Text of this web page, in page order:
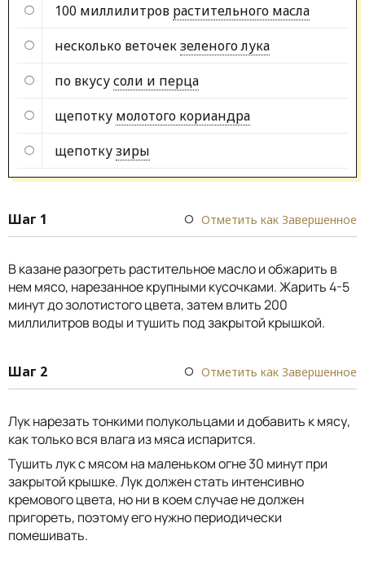
100 миллилитров растительного масла
несколько веточекзеленого лука
по вкусусоли и перца
щепотку молотого кориандра
щепоткузиры
Шаг 1 Отметить как Завершенное
В казане разогреть растительное масло и обжарить в
нем мясо, нарезанное крупными кусочками. Жарить 4-5
минут до золотистого цвета, затем влить 200
миллилитров воды и тушить под закрытой крышкой.
Шаг 2 Отметить как Завершенное
Лук нарезать тонкими полукольцами и добавить к мясу,
как только вся влага из мяса испарится.
Тушить лук с мясом на маленьком огне 30 минут при
закрытой крышке. Лук должен стать интенсивно
кремового цвета, но ни в коем случае не должен
пригореть, поэтому его нужно периодически
помешивать.